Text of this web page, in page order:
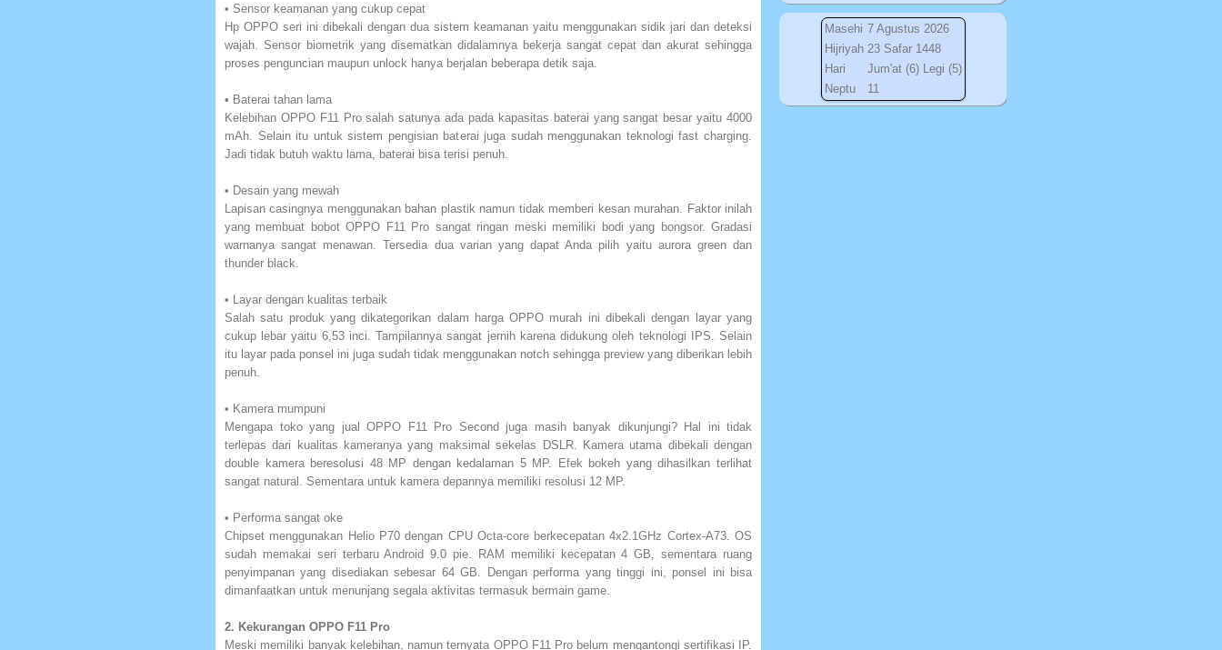
• Sensor keamanan yang cukup cepat
Hp OPPO seri ini dibekali dengan dua sistem keamanan yaitu menggunakan sidik jari dan deteksi
wajah. Sensor biometrik yang disematkan didalamnya bekerja sangat cepat dan akurat sehingga
proses penguncian maupun unlock hanya berjalan beberapa detik saja.
• Baterai tahan lama
Kelebihan OPPO F11 Pro salah satunya ada pada kapasitas baterai yang sangat besar yaitu 4000
mAh. Selain itu untuk sistem pengisian baterai juga sudah menggunakan teknologi fast charging.
Jadi tidak butuh waktu lama, baterai bisa terisi penuh.
• Desain yang mewah
Lapisan casingnya menggunakan bahan plastik namun tidak memberi kesan murahan. Faktor inilah
yang membuat bobot OPPO F11 Pro sangat ringan meski memiliki bodi yang bongsor. Gradasi
warnanya sangat menawan. Tersedia dua varian yang dapat Anda pilih yaitu aurora green dan
thunder black.
• Layar dengan kualitas terbaik
Salah satu produk yang dikategorikan dalam harga OPPO murah ini dibekali dengan layar yang
cukup lebar yaitu 6,53 inci. Tampilannya sangat jernih karena didukung oleh teknologi IPS. Selain
itu layar pada ponsel ini juga sudah tidak menggunakan notch sehingga preview yang diberikan lebih
penuh.
• Kamera mumpuni
Mengapa toko yang jual OPPO F11 Pro Second juga masih banyak dikunjungi? Hal ini tidak
terlepas dari kualitas kameranya yang maksimal sekelas DSLR. Kamera utama dibekali dengan
double kamera beresolusi 48 MP dengan kedalaman 5 MP. Efek bokeh yang dihasilkan terlihat
sangat natural. Sementara untuk kamera depannya memiliki resolusi 12 MP.
• Performa sangat oke
Chipset menggunakan Helio P70 dengan CPU Octa-core berkecepatan 4x2.1GHz Cortex-A73. OS
sudah memakai seri terbaru Android 9.0 pie. RAM memiliki kecepatan 4 GB, sementara ruang
penyimpanan yang disediakan sebesar 64 GB. Dengan performa yang tinggi ini, ponsel ini bisa
dimanfaatkan untuk menunjang segala aktivitas termasuk bermain game.
2. Kekurangan OPPO F11 Pro
Meski memiliki banyak kelebihan, namun ternyata OPPO F11 Pro belum mengantongi sertifikasi IP.
Masehi 7 Agustus 2026
Hijriyah 23 Safar 1448
Hari
Jum'at (6) Legi (5)
Neptu
11